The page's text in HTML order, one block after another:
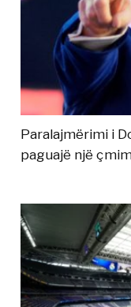
Paralajmërimi i
paguajë një